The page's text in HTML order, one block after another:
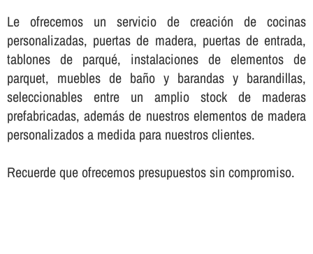
Le ofrecemos un servicio de creación de cocinas
personalizadas, puertas de madera, puertas de entrada,
tablones de parqué, instalaciones de elementos de
parquet, muebles de baño y barandas y barandillas,
seleccionables entre un amplio stock de maderas
prefabricadas, además de nuestros elementos de madera
personalizados a medida para nuestros clientes.
Recuerde que ofrecemos presupuestos sin compromiso.